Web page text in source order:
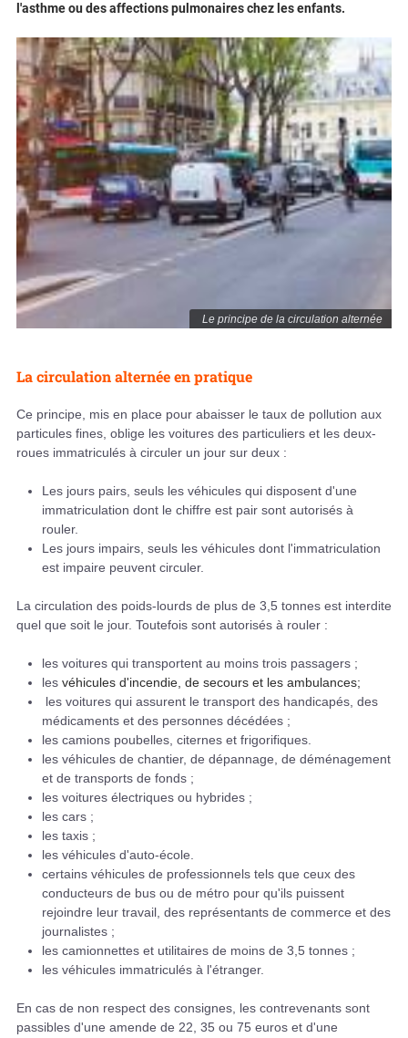
Le principe de la circulation alternée
l'asthme ou des affections pulmonaires chez les enfants.
La circulation alternée en pratique
Ce principe, mis en place pour abaisser le taux de pollution aux
particules fines, oblige les voitures des particuliers et les deux-
roues immatriculés à circuler un jour sur deux :
Les jours pairs, seuls les véhicules qui disposent d'une
immatriculation dont le chiffre est pair sont autorisés à
rouler.
Les jours impairs, seuls les véhicules dont l'immatriculation
est impaire peuvent circuler.
La circulation des poids-lourds de plus de 3,5 tonnes est interdite
quel que soit le jour. Toutefois sont autorisés à rouler :
les voitures qui transportent au moins trois passagers ;
les véhicules d'incendie, de secours et les ambulances;
les voitures qui assurent le transport des handicapés, des
médicaments et des personnes décédées ;
les camions poubelles, citernes et frigorifiques.
les véhicules de chantier, de dépannage, de déménagement
et de transports de fonds ;
les voitures électriques ou hybrides ;
les cars ;
les taxis ;
les véhicules d'auto-école.
certains véhicules de professionnels tels que ceux des
conducteurs de bus ou de métro pour qu'ils puissent
rejoindre leur travail, des représentants de commerce et des
journalistes ;
les camionnettes et utilitaires de moins de 3,5 tonnes ;
les véhicules immatriculés à l'étranger.
En cas de non respect des consignes, les contrevenants sont
passibles d'une amende de 22, 35 ou 75 euros et d'une